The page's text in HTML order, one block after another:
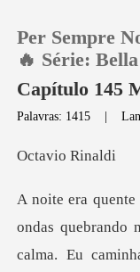
Histórico
Per Sempre
🔥 Série:
Capítulo 145
Palavras: 1415 |
io Ri
calma. Eu